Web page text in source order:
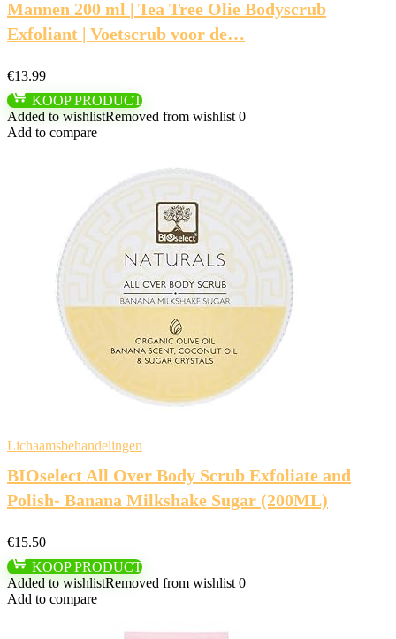
Mannen 200 ml | Tea Tree Olie Bodyscrub
Exfoliant | Voetscrub voor de…
€13.99
KOOP PRODUCT
Added to wishlistRemoved from wishlist 0
Add to compare
Lichaamsbehandelingen
BIOselect All Over Body Scrub Exfoliate and
Polish- Banana Milkshake Sugar (200ML)
€15.50
KOOP PRODUCT
Added to wishlistRemoved from wishlist 0
Add to compare